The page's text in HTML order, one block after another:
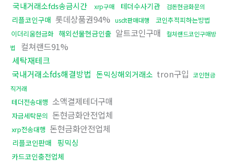
국내거래소fds송금시간 xrp구매 테더수사기관 검돈현금화문의
리플코인구매 롯데상품권94% usdt판매대행
코인추적피하는방법
이더리움현금화 해외선물현금인출 알트코인구매
컬쳐랜드코인구매방
법
컬쳐랜드91%
세탁재테크
국내거래소fds해결방법 돈믹싱해외거래소 tron구입 코인현금
직거래
테더전송대행 소액결제테더구매
자금세탁문의 돈현금화안전업체
xrp전송대행 돈현금화안전업체
리플코인판매 핑믹싱
카드코인충전업체